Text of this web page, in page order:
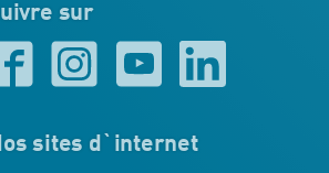
sur
sites d`internet